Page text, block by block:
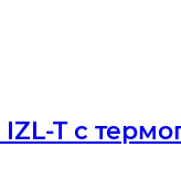
T с